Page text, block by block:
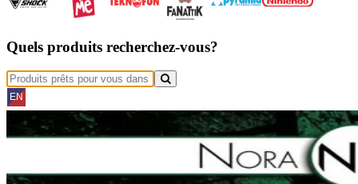
Quels produits recherchez-vous?